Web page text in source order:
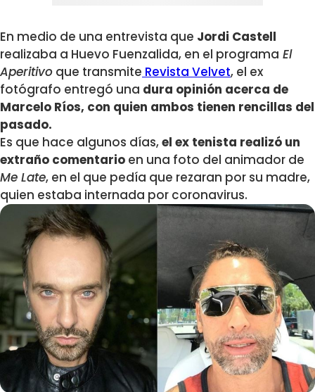
En medio de una entrevista que Jordi Castell
realizaba a Huevo Fuenzalida, en el programa El
Aperitivo que transmite Revista Velvet, el ex
fotógrafo entregó una dura opinión acerca de
Marcelo Ríos, con quien ambos tienen rencillas del
pasado.
Es que hace algunos días,el ex tenista realizó un
extraño comentario en una foto del animador de
Me Late, en el que pedía que rezaran por su madre,
quien estaba internada por coronavirus.